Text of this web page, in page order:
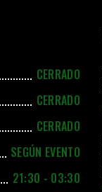
CERRADO
CERRADO
CERRADO
SEGÚN EVENTO
21:30 - 03:30